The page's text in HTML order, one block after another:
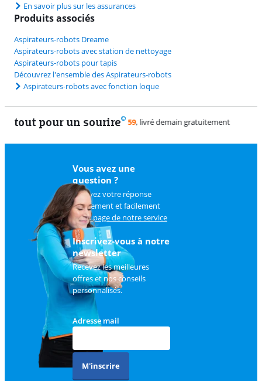
En savoir plus sur les assurances
Produits associés
Aspirateurs-robots Dreame
Aspirateurs-robots avec station de nettoyage
Aspirateurs-robots pour tapis
Découvrez l'ensemble des Aspirateurs-robots
Aspirateurs-robots avec fonction loque
tout pour un sourire
Vous avez une
question ?
Trouvez votre réponse
rapidement et facilement
surla page de notre service
client.
Inscrivez-vous à notre
newsletter
Recevez les meilleures
offres et nos conseils
personnalisés.
Adresse mail
M'inscrire